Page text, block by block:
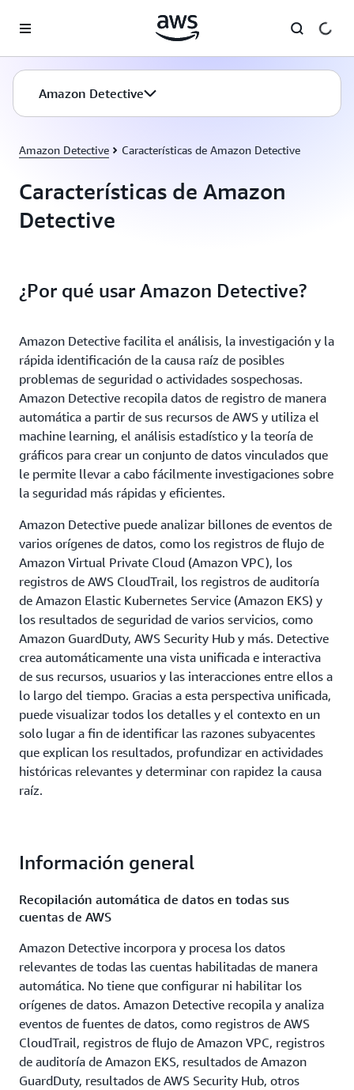
Amazon Detective
Amazon Detective Características de Amazon Detective
Características de Amazon
Detective
¿Por qué usar Amazon Detective?
Amazon Detective facilita el análisis, la investigación y la
rápida identificación de la causa raíz de posibles
problemas de seguridad o actividades sospechosas.
Amazon Detective recopila datos de registro de manera
automática a partir de sus recursos de AWS y utiliza el
machine learning, el análisis estadístico y la teoría de
gráficos para crear un conjunto de datos vinculados que
le permite llevar a cabo fácilmente investigaciones sobre
la seguridad más rápidas y eficientes.
Amazon Detective puede analizar billones de eventos de
varios orígenes de datos, como los registros de flujo de
Amazon Virtual Private Cloud (Amazon VPC), los
registros de AWS CloudTrail, los registros de auditoría
de Amazon Elastic Kubernetes Service (Amazon EKS) y
los resultados de seguridad de varios servicios, como
Amazon GuardDuty, AWS Security Hub y más. Detective
crea automáticamente una vista unificada e interactiva
de sus recursos, usuarios y las interacciones entre ellos a
lo largo del tiempo. Gracias a esta perspectiva unificada,
puede visualizar todos los detalles y el contexto en un
solo lugar a fin de identificar las razones subyacentes
que explican los resultados, profundizar en actividades
históricas relevantes y determinar con rapidez la causa
raíz.
Información general
Recopilación automática de datos en todas sus
cuentas de AWS
Amazon Detective incorpora y procesa los datos
relevantes de todas las cuentas habilitadas de manera
automática. No tiene que configurar ni habilitar los
orígenes de datos. Amazon Detective recopila y analiza
eventos de fuentes de datos, como registros de AWS
CloudTrail, registros de flujo de Amazon VPC, registros
de auditoría de Amazon EKS, resultados de Amazon
GuardDuty, resultados de AWS Security Hub, otros